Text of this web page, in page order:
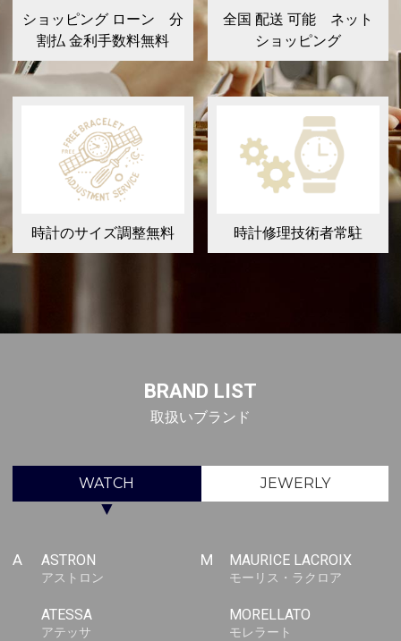
ショッピング ローン 分
割払 金利手数料無料
全国 配送 可能 ネット
ショッピング
時計のサイズ調整無料 時計修理技術者常駐
BRAND LIST
取扱いブランド
WATCH JEWERLY
▼
A ASTRON
アストロン
ATESSA
アテッサ
M MAURICE LACROIX
モーリス・ラクロア
MORELLATO
モレラート